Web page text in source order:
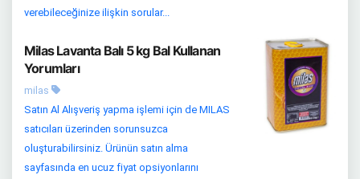
verebileceğinize ilişkin sorular...
Milas Lavanta Balı 5 kg Bal Kullanan
Yorumları
milas
Satın Al Alışveriş yapma işlemi için de MILAS
satıcıları üzerinden sorunsuzca
oluşturabilirsiniz. Ürünün satın alma
sayfasında en ucuz fiyat opsiyonlarını